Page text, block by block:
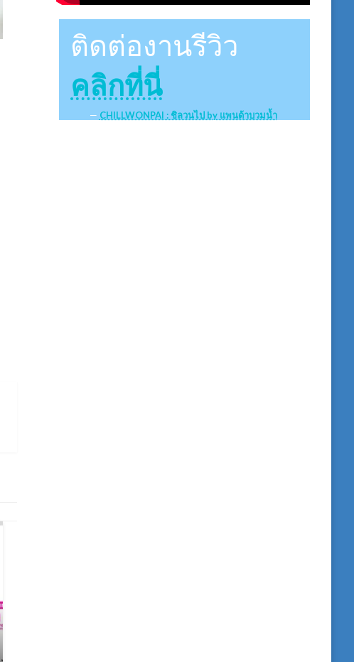
ติดต่องานรีวิว
คลิกที่นี่
CHILLWONPAI : ชิลวนไป by แพนด้าบวมน้ำ